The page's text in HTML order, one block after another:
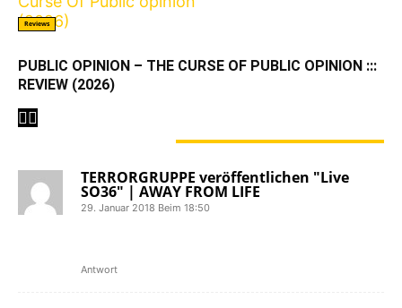
Reviews
PUBLIC OPINION – THE CURSE OF PUBLIC OPINION :::
REVIEW (2026)
TERRORGRUPPE veröffentlichen "Live
SO36" | AWAY FROM LIFE
29. Januar 2018 Beim 18:50
Antwort